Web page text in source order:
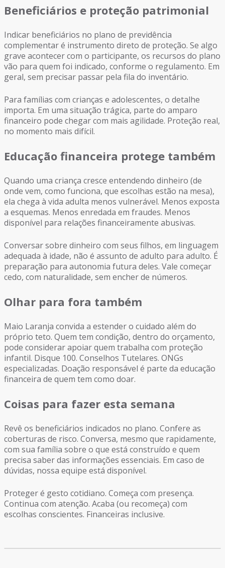
Beneficiários e proteção patrimonial
Indicar beneficiários no plano de previdência
complementar é instrumento direto de proteção. Se algo
grave acontecer com o participante, os recursos do plano
vão para quem foi indicado, conforme o regulamento. Em
geral, sem precisar passar pela fila do inventário.
Para famílias com crianças e adolescentes, o detalhe
importa. Em uma situação trágica, parte do amparo
financeiro pode chegar com mais agilidade. Proteção real,
no momento mais difícil.
Educação financeira protege também
Quando uma criança cresce entendendo dinheiro (de
onde vem, como funciona, que escolhas estão na mesa),
ela chega à vida adulta menos vulnerável. Menos exposta
a esquemas. Menos enredada em fraudes. Menos
disponível para relações financeiramente abusivas.
Conversar sobre dinheiro com seus filhos, em linguagem
adequada à idade, não é assunto de adulto para adulto. É
preparação para autonomia futura deles. Vale começar
cedo, com naturalidade, sem encher de números.
Olhar para fora também
Maio Laranja convida a estender o cuidado além do
próprio teto. Quem tem condição, dentro do orçamento,
pode considerar apoiar quem trabalha com proteção
infantil. Disque 100. Conselhos Tutelares. ONGs
especializadas. Doação responsável é parte da educação
financeira de quem tem como doar.
Coisas para fazer esta semana
Revê os beneficiários indicados no plano. Confere as
coberturas de risco. Conversa, mesmo que rapidamente,
com sua família sobre o que está construído e quem
precisa saber das informações essenciais. Em caso de
dúvidas, nossa equipe está disponível.
Proteger é gesto cotidiano. Começa com presença.
Continua com atenção. Acaba (ou recomeça) com
escolhas conscientes. Financeiras inclusive.